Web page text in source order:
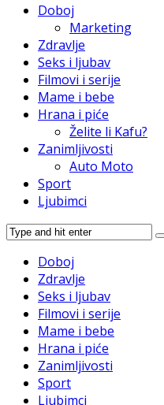
Doboj
Marketing
Zdravlje
Seks i ljubav
Filmovi i serije
Mame i bebe
Hrana i piće
Želite li Kafu?
Zanimljivosti
Auto Moto
Sport
Ljubimci
Doboj
Zdravlje
Seks i ljubav
Filmovi i serije
Mame i bebe
Hrana i piće
Zanimljivosti
Sport
Ljubimci